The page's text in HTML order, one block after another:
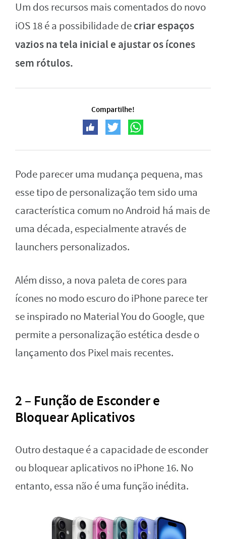
Um dos recursos mais comentados do novo
iOS 18 é a possibilidade decriar espaços
vazios na tela inicial e ajustar os ícones
sem rótulos.
Compartilhe!
Pode parecer uma mudança pequena, mas
esse tipo de personalização tem sido uma
característica comum no Android há mais de
uma década, especialmente através de
launchers personalizados.
Além disso, a nova paleta de cores para
ícones no modo escuro do iPhone parece ter
se inspirado no Material You do Google, que
permite a personalização estética desde o
lançamento dos Pixel mais recentes.
2 – Função de Esconder e
Bloquear Aplicativos
Outro destaque é a capacidade de esconder
ou bloquear aplicativos no iPhone 16. No
entanto, essa não é uma função inédita.